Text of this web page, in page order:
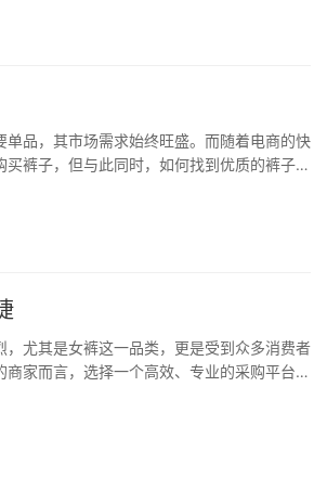
品，其市场需求始终旺盛。而随着电商的快
裤子，但与此同时，如何找到优质的裤子批
尤其是女裤这一品类，更是受到众多消费者
家而言，选择一个高效、专业的采购平台，